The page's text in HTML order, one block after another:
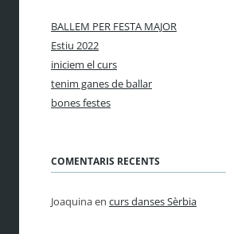
BALLEM PER FESTA MAJOR
Estiu 2022
iniciem el curs
tenim ganes de ballar
bones festes
COMENTARIS RECENTS
Joaquinaen curs danses Sèrbia